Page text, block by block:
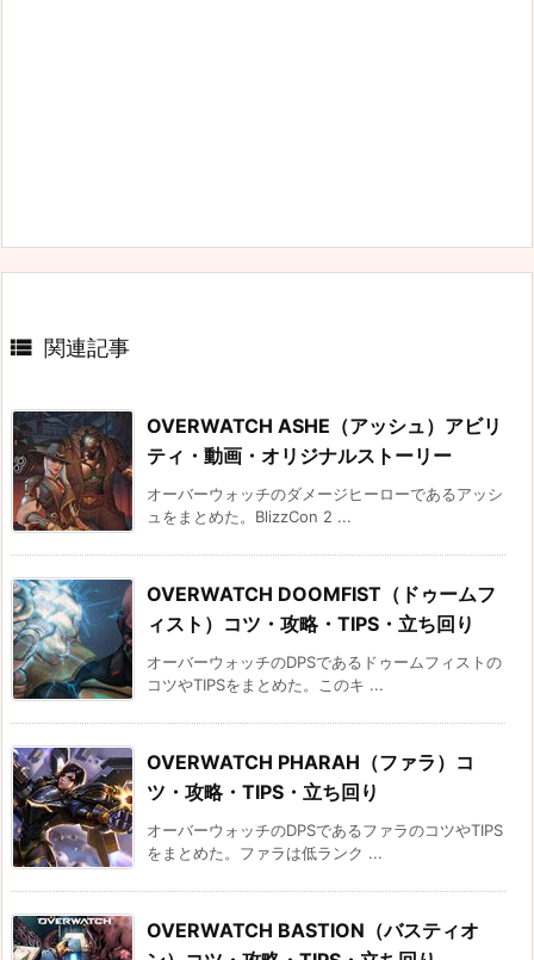
 関連記事
OVERWATCH ASHE（アッシュ）アビリ
ティ・動画・オリジナルストーリー
オーバーウォッチのダメージヒーローであるアッシ
ュをまとめた。BlizzCon 2 ...
OVERWATCH DOOMFIST（ドゥームフ
ィスト）コツ・攻略・TIPS・立ち回り
オーバーウォッチのDPSであるドゥームフィストの
コツやTIPSをまとめた。このキ ...
OVERWATCH PHARAH（ファラ）コ
ツ・攻略・TIPS・立ち回り
オーバーウォッチのDPSであるファラのコツやTIPS
をまとめた。ファラは低ランク ...
OVERWATCH BASTION（バスティオ